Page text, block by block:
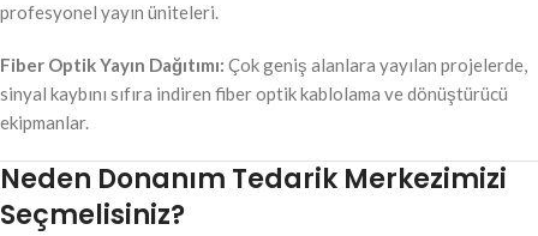
profesyonel yayın üniteleri.
Fiber Optik Yayın Dağıtımı: Çok geniş alanlara yayılan projelerde,
sinyal kaybını sıfıra indiren fiber optik kablolama ve dönüştürücü
ekipmanlar.
Neden Donanım Tedarik Merkezimizi
Seçmelisiniz?